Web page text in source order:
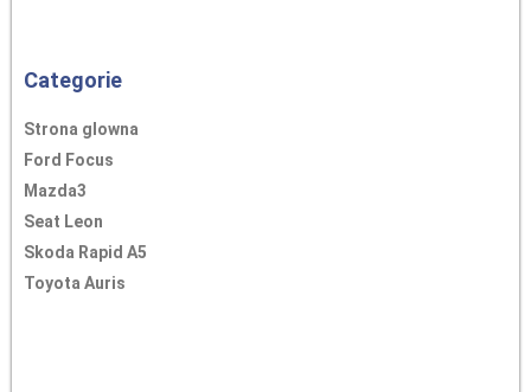
Categorie
Strona glowna
Ford Focus
Mazda3
Seat Leon
Skoda Rapid A5
Toyota Auris